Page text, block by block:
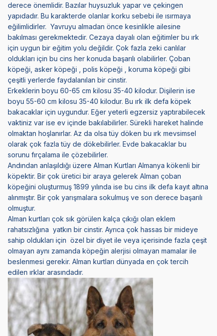
derece önemlidir. Bazılar huysuzluk yapar ve çekingen
yapıdadır. Bu karakterde olanlar korku sebebi ile ısırmaya
eğilimlidirler. Yavruyu almadan önce kesinlikle ailesine
bakılması gerekmektedir. Cezaya dayalı olan eğitimler bu ırk
için uygun bir eğitim yolu değildir. Çok fazla zeki canlılar
oldukları için bu cins her konuda başarılı olabilirler. Çoban
köpeği, asker köpeği , polis köpeği , koruma köpeği gibi
çeşitli yerlerde faydalanılan bir cinstir.
Erkeklerin boyu 60-65 cm kilosu 35-40 kilodur. Dişilerin ise
boyu 55-60 cm kilosu 35-40 kilodur. Bu ırk ilk defa köpek
bakacaklar için uygundur. Eğer yeterli egzersiz yaptırabilecek
vaktiniz var ise ev içinde bakılabilirler. Sürekli hareket halinde
olmaktan hoşlanırlar. Az da olsa tüy döken bu ırk mevsimsel
olarak çok fazla tüy de dökebilirler. Evde bakacaklar bu
sorunu fırçalama ile çözebilirler.
Andından anlaşıldığı üzere Alman Kurtları Almanya kökenli bir
köpektir. Bir çok üretici bir araya gelerek Alman çoban
köpeğini oluşturmuş 1899 yılında ise bu cins ilk defa kayıt altına
alınmıştır. Bir çok yarışmalara sokulmuş ve son derece başarılı
olmuştur.
Alman kurtları çok sık görülen kalça çıkığı olan eklem
rahatsızlığına yatkın bir cinstir. Ayrıca çok hassas bir mideye
sahip oldukları için özel bir diyet ile veya içerisinde fazla çeşit
olmayan aynı zamanda köpeğin alerjisi olmayan mamalar ile
beslenmesi gerekir. Alman kurtları dünyada en çok tercih
edilen ırklar arasındadır.